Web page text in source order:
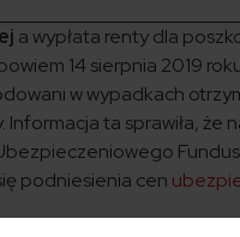
a wypłata renty dla
14 sierpnia 2019
w wypadkach
ta sprawiła, że
podniesienia cen